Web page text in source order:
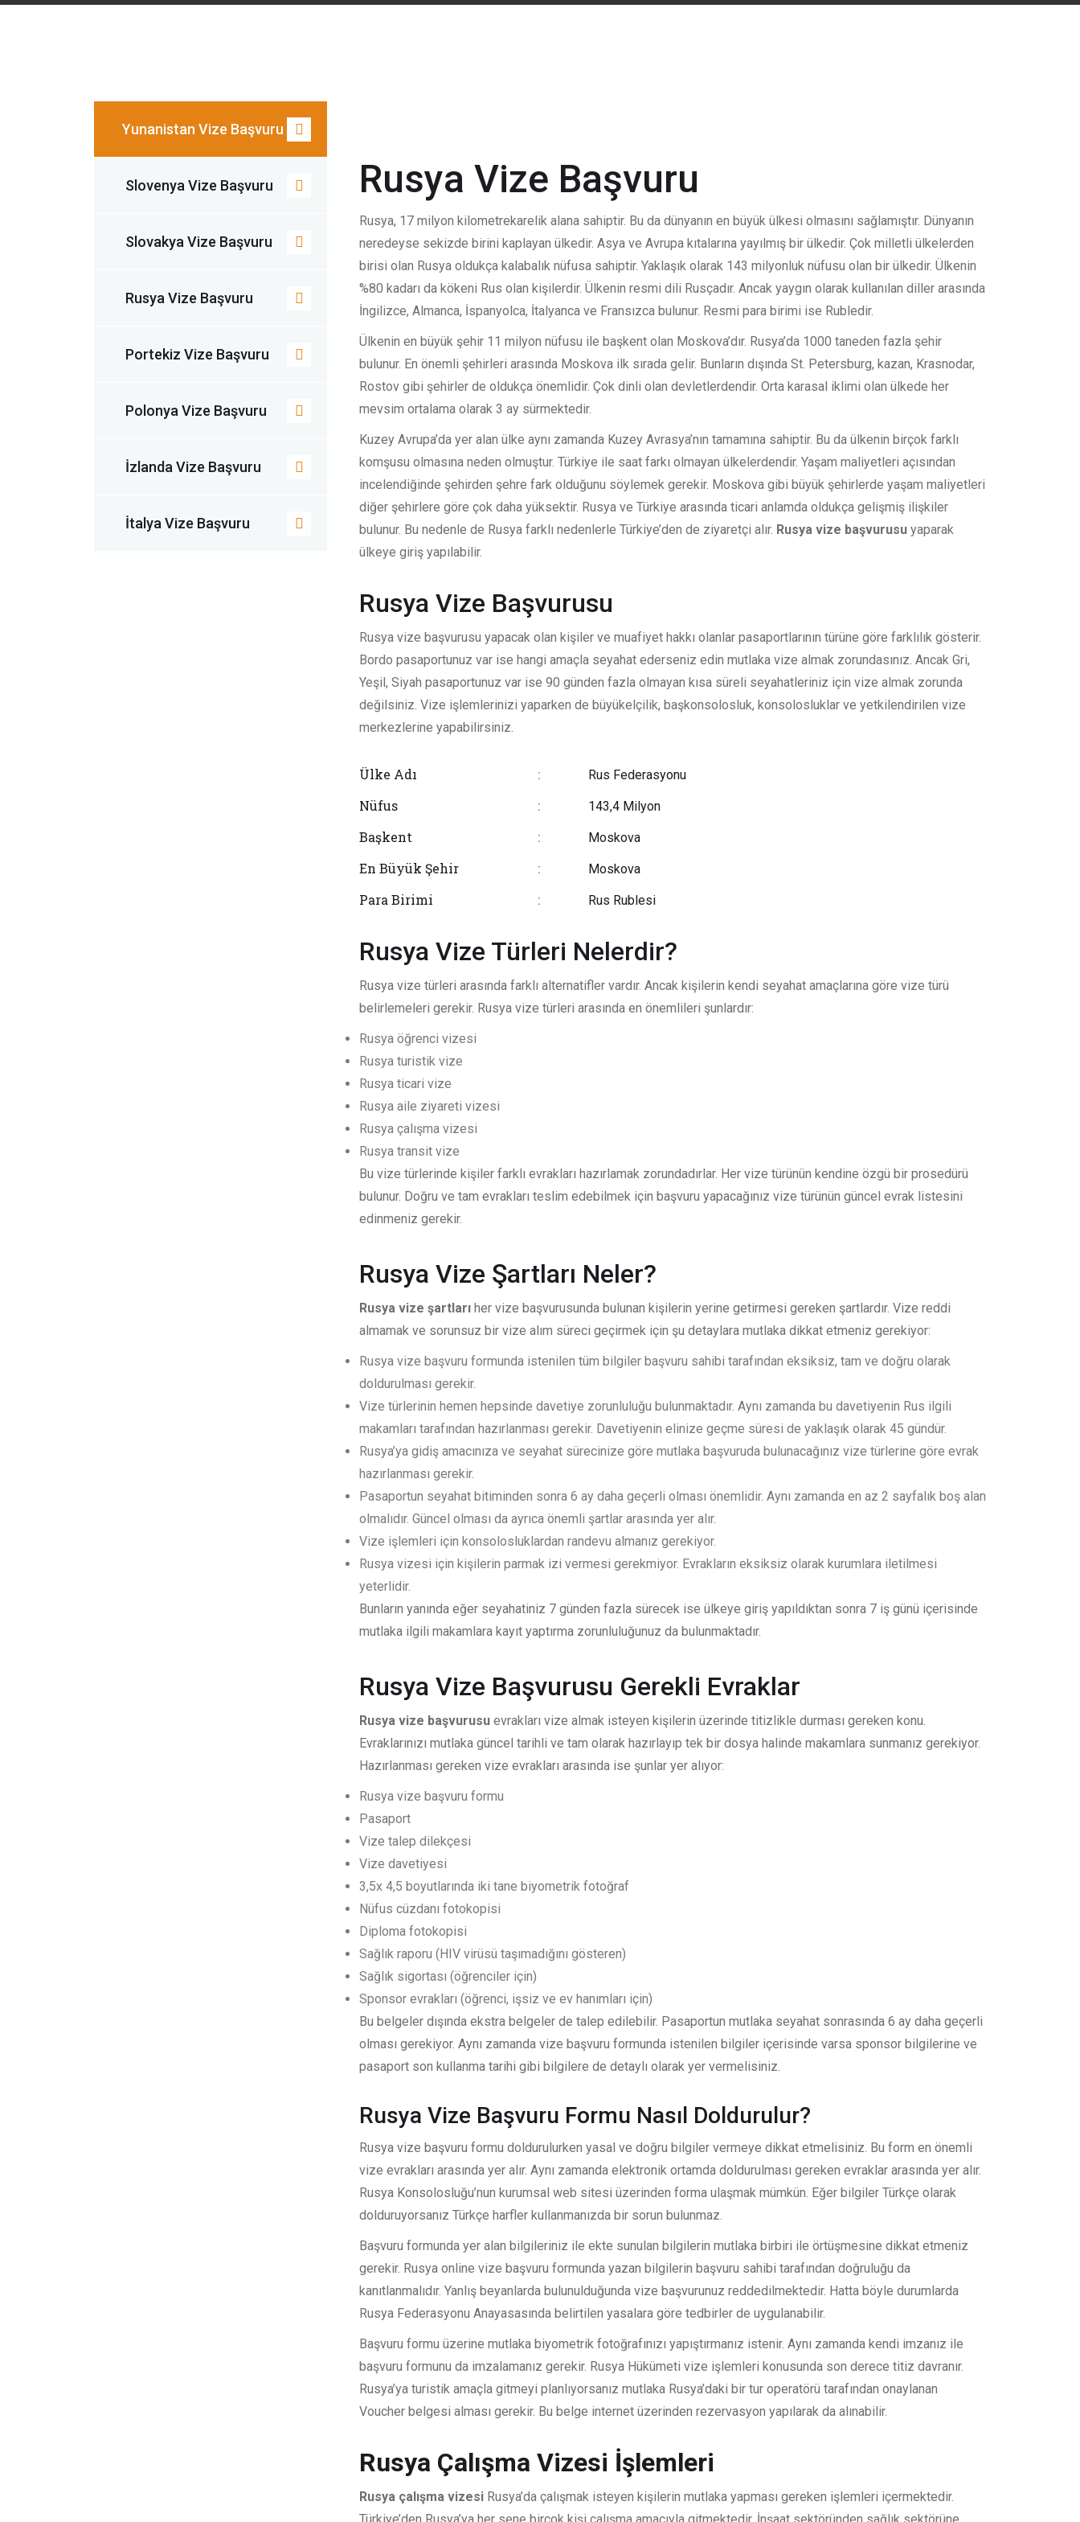
Yunanistan Vize Başvuru
Slovenya Vize Başvuru
Slovakya Vize Başvuru
Rusya Vize Başvuru
Portekiz Vize Başvuru
Polonya Vize Başvuru
İzlanda Vize Başvuru
İtalya Vize Başvuru
Rusya Vize Başvuru
Rusya, 17 milyon kilometrekarelik alana sahiptir. Bu da dünyanın en büyük ülkesi olmasını sağlamıştır. Dünyanın
neredeyse sekizde birini kaplayan ülkedir. Asya ve Avrupa kıtalarına yayılmış bir ülkedir. Çok milletli ülkelerden
birisi olan Rusya oldukça kalabalık nüfusa sahiptir. Yaklaşık olarak 143 milyonluk nüfusu olan bir ülkedir. Ülkenin
%80 kadarı da kökeni Rus olan kişilerdir. Ülkenin resmi dili Rusçadır. Ancak yaygın olarak kullanılan diller arasında
İngilizce, Almanca, İspanyolca, İtalyanca ve Fransızca bulunur. Resmi para birimi ise Rubledir.
Ülkenin en büyük şehir 11 milyon nüfusu ile başkent olan Moskova’dır. Rusya’da 1000 taneden fazla şehir
bulunur. En önemli şehirleri arasında Moskova ilk sırada gelir. Bunların dışında St. Petersburg, kazan, Krasnodar,
Rostov gibi şehirler de oldukça önemlidir. Çok dinli olan devletlerdendir. Orta karasal iklimi olan ülkede her
mevsim ortalama olarak 3 ay sürmektedir.
Kuzey Avrupa’da yer alan ülke aynı zamanda Kuzey Avrasya’nın tamamına sahiptir. Bu da ülkenin birçok farklı
komşusu olmasına neden olmuştur. Türkiye ile saat farkı olmayan ülkelerdendir. Yaşam maliyetleri açısından
incelendiğinde şehirden şehre fark olduğunu söylemek gerekir. Moskova gibi büyük şehirlerde yaşam maliyetleri
diğer şehirlere göre çok daha yüksektir. Rusya ve Türkiye arasında ticari anlamda oldukça gelişmiş ilişkiler
bulunur. Bu nedenle de Rusya farklı nedenlerle Türkiye’den de ziyaretçi alır. Rusya vize başvurusu yaparak
ülkeye giriş yapılabilir.
Rusya Vize Başvurusu
Rusya vize başvurusu yapacak olan kişiler ve muafiyet hakkı olanlar pasaportlarının türüne göre farklılık gösterir.
Bordo pasaportunuz var ise hangi amaçla seyahat ederseniz edin mutlaka vize almak zorundasınız. Ancak Gri,
Yeşil, Siyah pasaportunuz var ise 90 günden fazla olmayan kısa süreli seyahatleriniz için vize almak zorunda
değilsiniz. Vize işlemlerinizi yaparken de büyükelçilik, başkonsolosluk, konsolosluklar ve yetkilendirilen vize
merkezlerine yapabilirsiniz.
Ülke Adı : Rus Federasyonu
Nüfus : 143,4 Milyon
Başkent : Moskova
En Büyük Şehir : Moskova
Para Birimi : Rus Rublesi
Rusya Vize Türleri Nelerdir?
Rusya vize türleri arasında farklı alternatifler vardır. Ancak kişilerin kendi seyahat amaçlarına göre vize türü
belirlemeleri gerekir. Rusya vize türleri arasında en önemlileri şunlardır:
Rusya öğrenci vizesi
Rusya turistik vize
Rusya ticari vize
Rusya aile ziyareti vizesi
Rusya çalışma vizesi
Rusya transit vize
Bu vize türlerinde kişiler farklı evrakları hazırlamak zorundadırlar. Her vize türünün kendine özgü bir prosedürü
bulunur. Doğru ve tam evrakları teslim edebilmek için başvuru yapacağınız vize türünün güncel evrak listesini
edinmeniz gerekir.
Rusya Vize Şartları Neler?
Rusya vize şartları her vize başvurusunda bulunan kişilerin yerine getirmesi gereken şartlardır. Vize reddi
almamak ve sorunsuz bir vize alım süreci geçirmek için şu detaylara mutlaka dikkat etmeniz gerekiyor:
Rusya vize başvuru formunda istenilen tüm bilgiler başvuru sahibi tarafından eksiksiz, tam ve doğru olarak
doldurulması gerekir.
Vize türlerinin hemen hepsinde davetiye zorunluluğu bulunmaktadır. Aynı zamanda bu davetiyenin Rus ilgili
makamları tarafından hazırlanması gerekir. Davetiyenin elinize geçme süresi de yaklaşık olarak 45 gündür.
Rusya’ya gidiş amacınıza ve seyahat sürecinize göre mutlaka başvuruda bulunacağınız vize türlerine göre evrak
hazırlanması gerekir.
Pasaportun seyahat bitiminden sonra 6 ay daha geçerli olması önemlidir. Aynı zamanda en az 2 sayfalık boş alan
olmalıdır. Güncel olması da ayrıca önemli şartlar arasında yer alır.
Vize işlemleri için konsolosluklardan randevu almanız gerekiyor.
Rusya vizesi için kişilerin parmak izi vermesi gerekmiyor. Evrakların eksiksiz olarak kurumlara iletilmesi
yeterlidir.
Bunların yanında eğer seyahatiniz 7 günden fazla sürecek ise ülkeye giriş yapıldıktan sonra 7 iş günü içerisinde
mutlaka ilgili makamlara kayıt yaptırma zorunluluğunuz da bulunmaktadır.
Rusya Vize Başvurusu Gerekli Evraklar
Rusya vize başvurusu evrakları vize almak isteyen kişilerin üzerinde titizlikle durması gereken konu.
Evraklarınızı mutlaka güncel tarihli ve tam olarak hazırlayıp tek bir dosya halinde makamlara sunmanız gerekiyor.
Hazırlanması gereken vize evrakları arasında ise şunlar yer alıyor:
Rusya vize başvuru formu
Pasaport
Vize talep dilekçesi
Vize davetiyesi
3,5x 4,5 boyutlarında iki tane biyometrik fotoğraf
Nüfus cüzdanı fotokopisi
Diploma fotokopisi
Sağlık raporu (HIV virüsü taşımadığını gösteren)
Sağlık sigortası (öğrenciler için)
Sponsor evrakları (öğrenci, işsiz ve ev hanımları için)
Bu belgeler dışında ekstra belgeler de talep edilebilir. Pasaportun mutlaka seyahat sonrasında 6 ay daha geçerli
olması gerekiyor. Aynı zamanda vize başvuru formunda istenilen bilgiler içerisinde varsa sponsor bilgilerine ve
pasaport son kullanma tarihi gibi bilgilere de detaylı olarak yer vermelisiniz.
Rusya Vize Başvuru Formu Nasıl Doldurulur?
Rusya vize başvuru formu doldurulurken yasal ve doğru bilgiler vermeye dikkat etmelisiniz. Bu form en önemli
vize evrakları arasında yer alır. Aynı zamanda elektronik ortamda doldurulması gereken evraklar arasında yer alır.
Rusya Konsolosluğu’nun kurumsal web sitesi üzerinden forma ulaşmak mümkün. Eğer bilgiler Türkçe olarak
dolduruyorsanız Türkçe harfler kullanmanızda bir sorun bulunmaz.
Başvuru formunda yer alan bilgileriniz ile ekte sunulan bilgilerin mutlaka birbiri ile örtüşmesine dikkat etmeniz
gerekir. Rusya online vize başvuru formunda yazan bilgilerin başvuru sahibi tarafından doğruluğu da
kanıtlanmalıdır. Yanlış beyanlarda bulunulduğunda vize başvurunuz reddedilmektedir. Hatta böyle durumlarda
Rusya Federasyonu Anayasasında belirtilen yasalara göre tedbirler de uygulanabilir.
Başvuru formu üzerine mutlaka biyometrik fotoğrafınızı yapıştırmanız istenir. Aynı zamanda kendi imzanız ile
başvuru formunu da imzalamanız gerekir. Rusya Hükümeti vize işlemleri konusunda son derece titiz davranır.
Rusya’ya turistik amaçla gitmeyi planlıyorsanız mutlaka Rusya’daki bir tur operatörü tarafından onaylanan
Voucher belgesi alması gerekir. Bu belge internet üzerinden rezervasyon yapılarak da alınabilir.
Rusya Çalışma Vizesi İşlemleri
Rusya çalışma vizesi Rusya’da çalışmak isteyen kişilerin mutlaka yapması gereken işlemleri içermektedir.